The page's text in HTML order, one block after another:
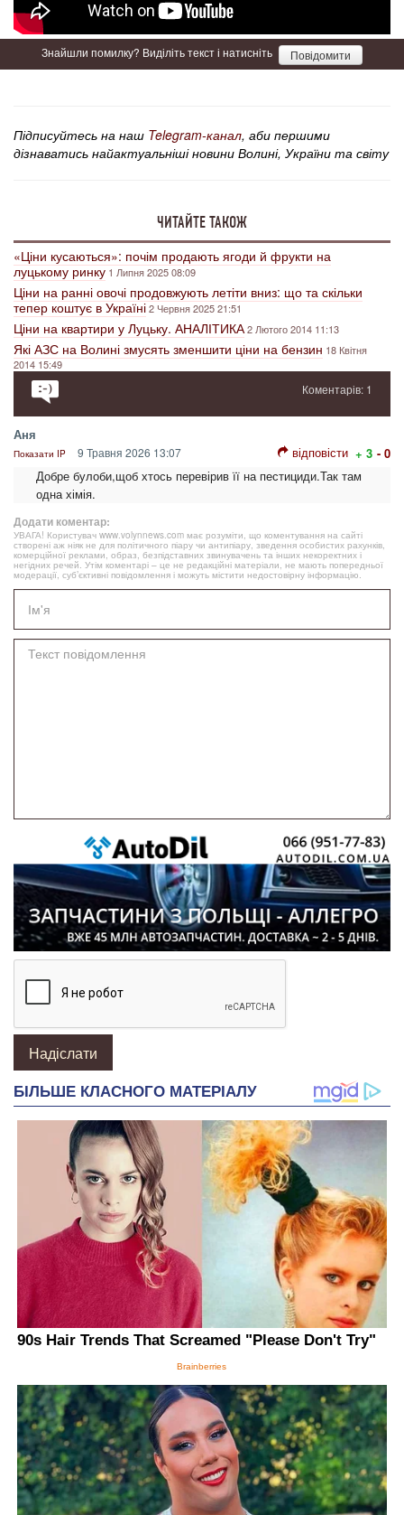
Знайшли помилку? Виділіть текст і натисніть Повідомити
Підписуйтесь на наш Telegram-канал, аби першими
дізнаватись найактуальніші новини Волині, України та світу
ЧИТАЙТЕ ТАКОЖ
«Ціни кусаються»: почім продають ягоди й фрукти на
луцькому ринку 1 Липня 2025 08:09
Ціни на ранні овочі продовжують летіти вниз: що та скільки
тепер коштує в Україні2 Червня 2025 21:51
Ціни на квартири у Луцьку. АНАЛІТИКА2 Лютого 2014 11:13
Які АЗС на Волині змусять зменшити ціни на бензин 18 Квітня
2014 15:49
Коментарів: 1
Аня
Показати IP 9 Травня 2026 13:07 відповісти + 3 - 0
Добре булоби,щоб хтось перевірив її на пестициди.Так там
одна хімія.
Додати коментар:
УВАГА! Користувач www.volynnews.com має розуміти, що коментування на сайті
створені аж ніяк не для політичного піару чи антипіару, зведення особистих рахунків,
комерційної реклами, образ, безпідставних звинувачень та інших некоректних і
негідних речей. Утім коментарі – це не редакційні матеріали, не мають попередньої
модерації, суб’єктивні повідомлення і можуть містити недостовірну інформацію.